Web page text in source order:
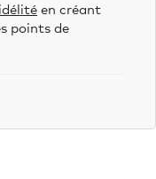
en créant
points de